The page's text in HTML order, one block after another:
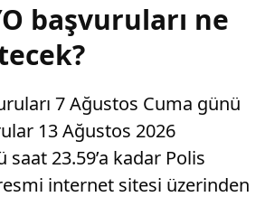
başvuruları ne
7 Ağustos Cuma günü
13 Ağustos 2026
saat 23.59’a kadar Polis
internet sitesi üzerinden